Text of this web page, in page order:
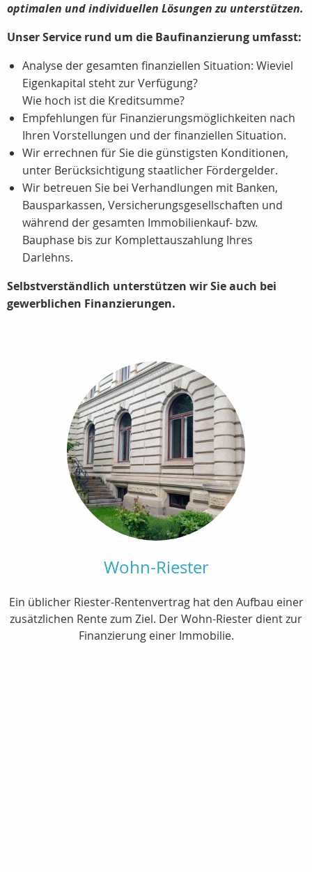
optimalen und individuellen Lösungen zu unterstützen.
Unser Service rund um die Baufinanzierung umfasst:
Analyse der gesamten finanziellen Situation: Wieviel
Eigenkapital steht zur Verfügung?
Wie hoch ist die Kreditsumme?
Empfehlungen für Finanzierungsmöglichkeiten nach
Ihren Vorstellungen und der finanziellen Situation.
Wir errechnen für Sie die günstigsten Konditionen,
unter Berücksichtigung staatlicher Fördergelder.
Wir betreuen Sie bei Verhandlungen mit Banken,
Bausparkassen, Versicherungsgesellschaften und
während der gesamten Immobilienkauf- bzw.
Bauphase bis zur Komplettauszahlung Ihres
Darlehns.
Selbstverständlich unterstützen wir Sie auch bei
gewerblichen Finanzierungen.
Wohn-Riester
Ein üblicher Riester-Rentenvertrag hat den Aufbau einer
zusätzlichen Rente zum Ziel. Der Wohn-Riester dient zur
Finanzierung einer Immobilie.